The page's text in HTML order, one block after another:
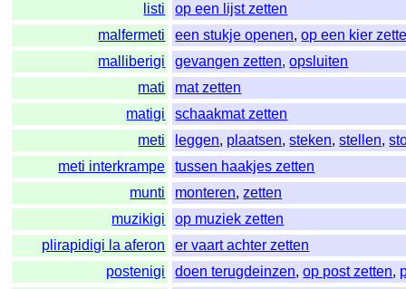
listi
op een lijst zetten
malfermeti
een stukje openen,op een kier
malliberigi
gevangen zetten,opsluiten
mati
mat zetten
matigi
schaakmat zetten
meti
leggen, plaatsen,steken,stellen,
meti interkrampe
tussen haakjes zetten
munti
monteren,zetten
muzikigi
op muziek zetten
plirapidigi la aferon
er vaart achter zetten
postenigi
doen terugdeinzen,op post zetten,